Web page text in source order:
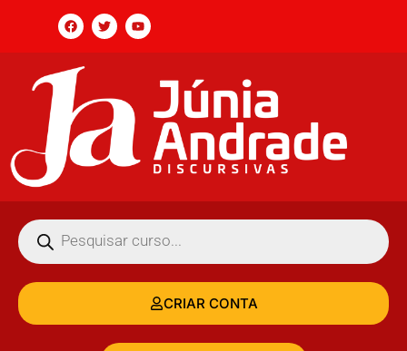
CRIAR CONTA